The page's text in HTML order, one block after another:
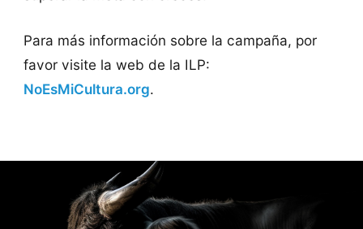
Para más información sobre la campaña, por
favor visite la web de la ILP:
NoEsMiCultura.org.